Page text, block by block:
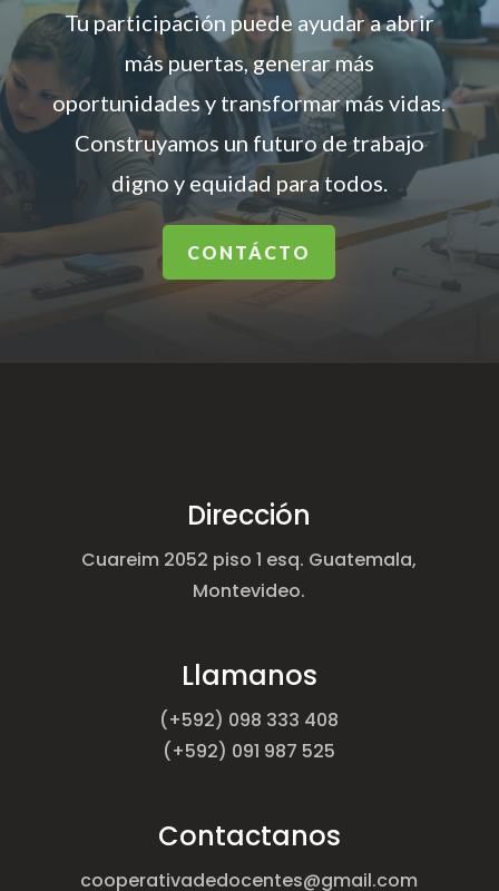
Tu participación puede ayudar a abrir
más puertas, generar más
oportunidades y transformar más vidas.
Construyamos un futuro de trabajo
digno y equidad para todos.
CONTÁCTO
Dirección
Cuareim 2052 piso 1 esq. Guatemala,
Montevideo.
Llamanos
(+592) 098 333 408
(+592) 091 987 525
Contactanos
cooperativadedocentes@gmail.com